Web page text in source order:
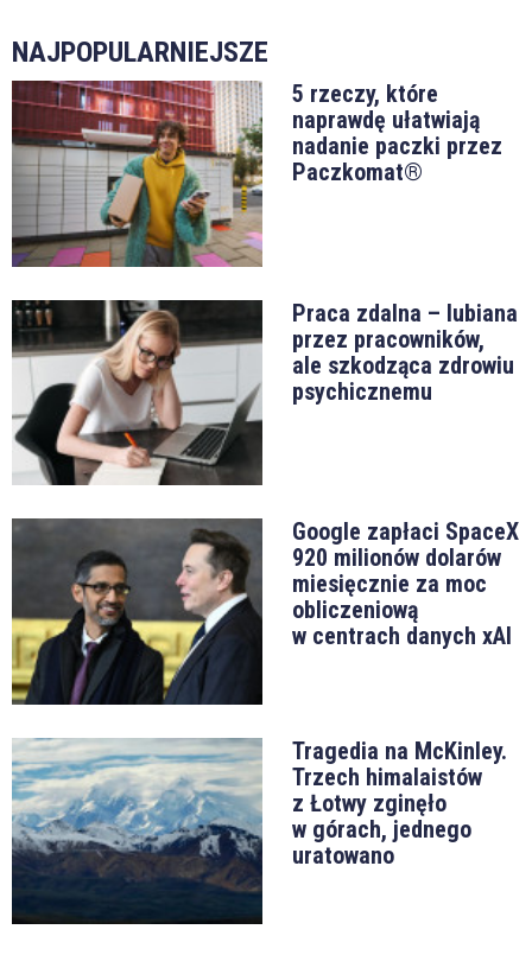
NAJPOPULARNIEJSZE
5 rzeczy, które
naprawdę ułatwiają
nadanie paczki przez
Paczkomat®
Praca zdalna – lubiana
przez pracowników,
ale szkodząca zdrowiu
psychicznemu
Google zapłaci SpaceX
920 milionów dolarów
miesięcznie za moc
obliczeniową
w centrach danych xAI
Tragedia na McKinley.
Trzech himalaistów
z Łotwy zginęło
w górach, jednego
uratowano